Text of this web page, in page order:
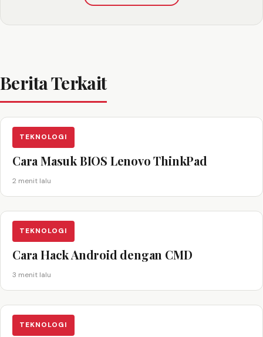
Berita Terkait
TEKNOLOGI
Cara Masuk BIOS Lenovo ThinkPad
2 menit lalu
TEKNOLOGI
Cara Hack Android dengan CMD
3 menit lalu
TEKNOLOGI